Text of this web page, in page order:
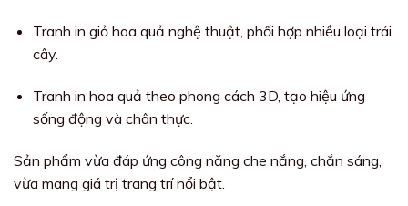
Tranh in giỏ hoa quả nghệ thuật, phối hợp nhiều loại trái
cây.
Tranh in hoa quả theo phong cách 3D, tạo hiệu ứng
sống động và chân thực.
Sản phẩm vừa đáp ứng công năng che nắng, chắn sáng,
vừa mang giá trị trang trí nổi bật.